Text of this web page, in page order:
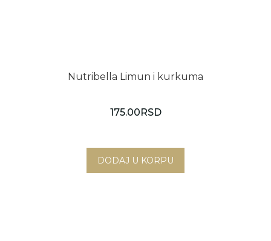
Nutribella Limun i kurkuma
175.00 RSD